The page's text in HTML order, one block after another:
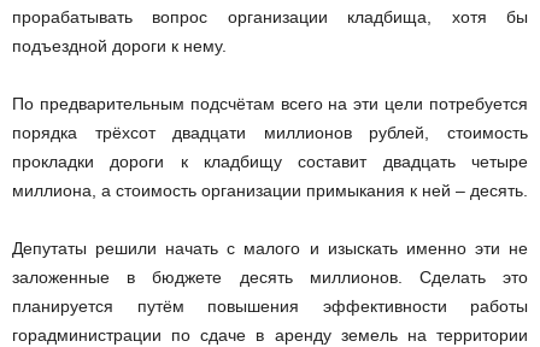
прорабатывать вопрос организации кладбища, хотя бы
подъездной дороги к нему.
По предварительным подсчётам всего на эти цели потребуется
порядка трёхсот двадцати миллионов рублей, стоимость
прокладки дороги к кладбищу составит двадцать четыре
миллиона, а стоимость организации примыкания к ней – десять.
Депутаты решили начать с малого и изыскать именно эти не
заложенные в бюджете десять миллионов. Сделать это
планируется путём повышения эффективности работы
горадминистрации по сдаче в аренду земель на территории